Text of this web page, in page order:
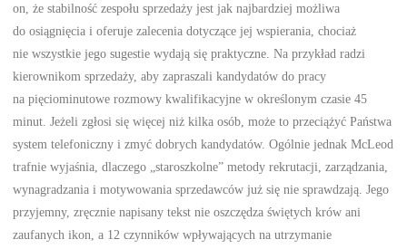
on, że stabilność zespołu sprzedaży jest jak najbardziej możliwa
do osiągnięcia i oferuje zalecenia dotyczące jej wspierania, chociaż
nie wszystkie jego sugestie wydają się praktyczne. Na przykład radzi
kierownikom sprzedaży, aby zapraszali kandydatów do pracy
na pięciominutowe rozmowy kwalifikacyjne w określonym czasie 45
minut. Jeżeli zgłosi się więcej niż kilka osób, może to przeciążyć Państwa
system telefoniczny i zmyć dobrych kandydatów. Ogólnie jednak McLeod
trafnie wyjaśnia, dlaczego „staroszkolne” metody rekrutacji, zarządzania,
wynagradzania i motywowania sprzedawców już się nie sprawdzają. Jego
przyjemny, zręcznie napisany tekst nie oszczędza świętych krów ani
zaufanych ikon, a 12 czynników wpływających na utrzymanie